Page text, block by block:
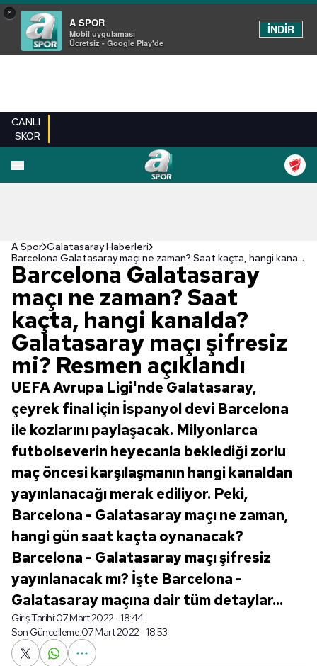
×
A SPOR
Mobil uygulaması
Ücretsiz - Google Play'de
İNDİR
CANLI
SKOR
A Spor Galatasaray Haberleri
Barcelona Galatasaray maçı ne zaman? Saat kaçta, hangi kanalda? Galatasaray maçı şifresiz mi? Resmen açıklandı
Barcelona Galatasaray
maçı ne zaman? Saat
kaçta, hangi kanalda?
Galatasaray maçı şifresiz
mi? Resmen açıklandı
UEFA Avrupa Ligi'nde Galatasaray,
çeyrek final için İspanyol devi Barcelona
ile kozlarını paylaşacak. Milyonlarca
futbolseverin heyecanla beklediği zorlu
maç öncesi karşılaşmanın hangi kanaldan
yayınlanacağı merak ediliyor. Peki,
Barcelona - Galatasaray maçı ne zaman,
hangi gün saat kaçta oynanacak?
Barcelona - Galatasaray maçı şifresiz
yayınlanacak mı? İşte Barcelona -
Galatasaray maçına dair tüm detaylar...
Giriş Tarihi:07 Mart 2022 - 18:44
Son Güncelleme:07 Mart 2022 - 18:53